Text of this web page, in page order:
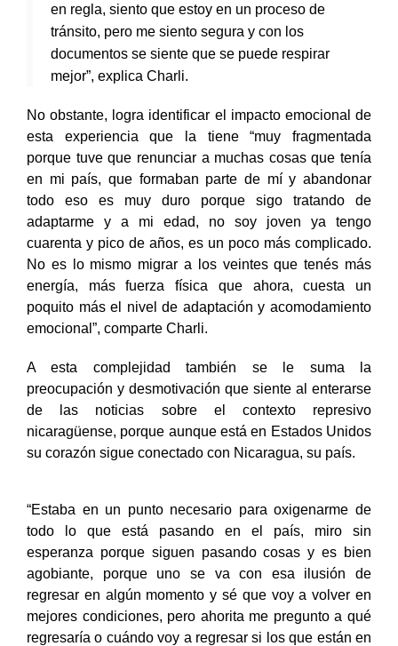
en regla, siento que estoy en un proceso de
tránsito, pero me siento segura y con los
documentos se siente que se puede respirar
mejor”, explica Charli.
No obstante, logra identificar el impacto emocional de
esta experiencia que la tiene “muy fragmentada
porque tuve que renunciar a muchas cosas que tenía
en mi país, que formaban parte de mí y abandonar
todo eso es muy duro porque sigo tratando de
adaptarme y a mi edad, no soy joven ya tengo
cuarenta y pico de años, es un poco más complicado.
No es lo mismo migrar a los veintes que tenés más
energía, más fuerza física que ahora, cuesta un
poquito más el nivel de adaptación y acomodamiento
emocional”, comparte Charli.
A esta complejidad también se le suma la
preocupación y desmotivación que siente al enterarse
de las noticias sobre el contexto represivo
nicaragüense, porque aunque está en Estados Unidos
su corazón sigue conectado con Nicaragua, su país.
“Estaba en un punto necesario para oxigenarme de
todo lo que está pasando en el país, miro sin
esperanza porque siguen pasando cosas y es bien
agobiante, porque uno se va con esa ilusión de
regresar en algún momento y sé que voy a volver en
mejores condiciones, pero ahorita me pregunto a qué
regresaría o cuándo voy a regresar si los que están en